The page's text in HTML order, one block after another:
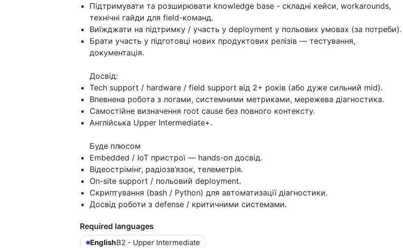
Підтримувати та розширювати knowledge base - складні кейси, workarounds,
технічні гайди для field-команд.
Виїжджати на підтримку / участь у deployment у польових умовах (за потреби).
Брати участь у підготовці нових продуктових релізів — тестування,
документація.
Досвід:
Tech support / hardware / field support від 2+ років (або дуже сильний mid).
Впевнена робота з логами, системними метриками, мережева діагностика.
Самостійне визначення root cause без повного контексту.
Англійська Upper Intermediate+.
Буде плюсом
Embedded / IoT пристрої — hands-on досвід.
Відеострімінг, радіозв’язок, телеметрія.
On-site support / польовий deployment.
Скриптування (bash / Python) для автоматизації діагностики.
Досвід роботи з defense / критичними системами.
Required languages
EnglishB2 - Upper Intermediate